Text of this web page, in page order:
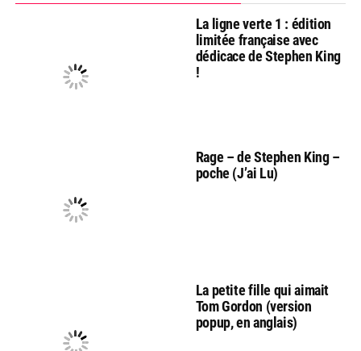
La ligne verte 1 : édition
limitée française avec
dédicace de Stephen King
!
Rage – de Stephen King –
poche (J’ai Lu)
La petite fille qui aimait
Tom Gordon (version
popup, en anglais)